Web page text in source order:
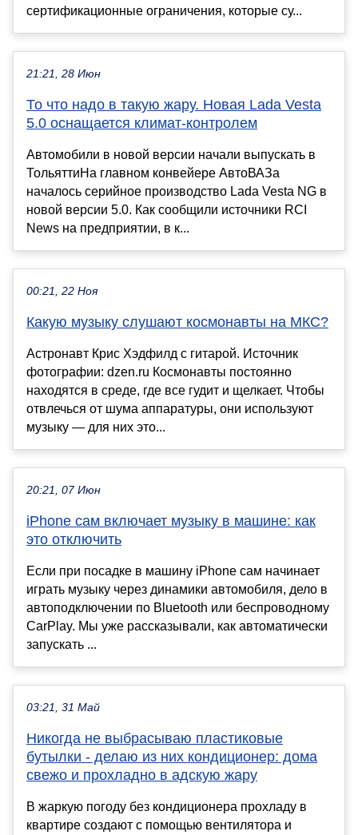
сертификационные ограничения, которые су...
21:21, 28 Июн
То что надо в такую жару. Новая Lada Vesta
5.0 оснащается климат-контролем
Автомобили в новой версии начали выпускать в
ТольяттиНа главном конвейере АвтоВАЗа
началось серийное производство Lada Vesta NG в
новой версии 5.0. Как сообщили источники RCI
News на предприятии, в к...
00:21, 22 Ноя
Какую музыку слушают космонавты на МКС?
Астронавт Крис Хэдфилд с гитарой. Источник
фотографии: dzen.ru Космонавты постоянно
находятся в среде, где все гудит и щелкает. Чтобы
отвлечься от шума аппаратуры, они используют
музыку — для них это...
20:21, 07 Июн
iPhone сам включает музыку в машине: как
это отключить
Если при посадке в машину iPhone сам начинает
играть музыку через динамики автомобиля, дело в
автоподключении по Bluetooth или беспроводному
CarPlay. Мы уже рассказывали, как автоматически
запускать ...
03:21, 31 Май
Никогда не выбрасываю пластиковые
бутылки - делаю из них кондиционер: дома
свежо и прохладно в адскую жару
В жаркую погоду без кондиционера прохладу в
квартире создают с помощью вентилятора и